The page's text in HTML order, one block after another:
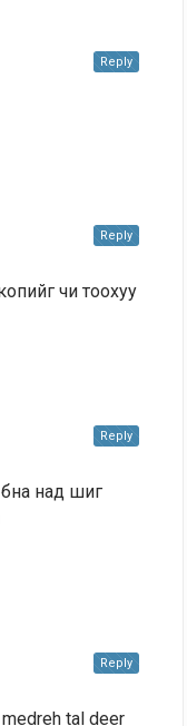
Reply
чи тоохуу
Reply
бна над шиг
Reply
tal deer
Reply